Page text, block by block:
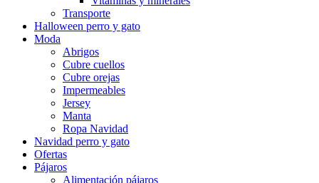
Transporte
Halloween perro y gato
Moda
Abrigos
Cubre cuellos
Cubre orejas
Impermeables
Jersey
Manta
Ropa Navidad
Navidad perro y gato
Ofertas
Pájaros
Alimentación pájaros